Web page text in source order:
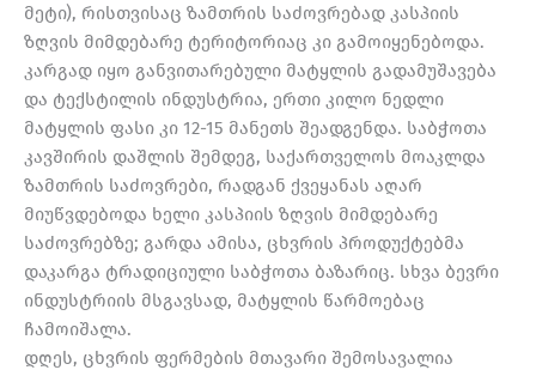
მეტი), რისთვისაც ზამთრის საძოვრებად კასპიის
ზღვის მიმდებარე ტერიტორიაც კი გამოიყენებოდა.
კარგად იყო განვითარებული მატყლის გადამუშავება
და ტექსტილის ინდუსტრია, ერთი კილო ნედლი
მატყლის ფასი კი 12-15 მანეთს შეადგენდა. საბჭოთა
კავშირის დაშლის შემდეგ, საქართველოს მოაკლდა
ზამთრის საძოვრები, რადგან ქვეყანას აღარ
მიუწვდებოდა ხელი კასპიის ზღვის მიმდებარე
საძოვრებზე; გარდა ამისა, ცხვრის პროდუქტებმა
დაკარგა ტრადიციული საბჭოთა ბაზარიც. სხვა ბევრი
ინდუსტრიის მსგავსად, მატყლის წარმოებაც
ჩამოიშალა.
დღეს, ცხვრის ფერმების მთავარი შემოსავალია